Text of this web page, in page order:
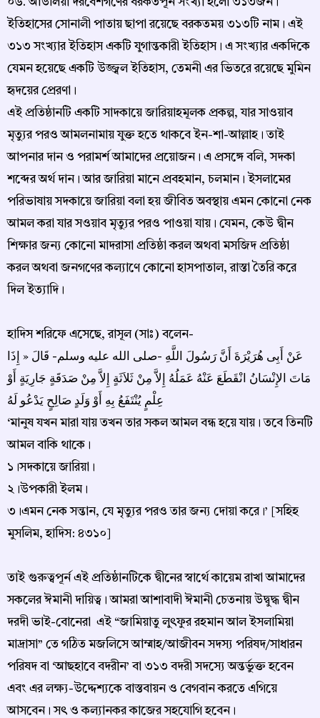
ইতিহাসের সোনালী পাতায় ছাপা রয়েছে বরকতময় ৩১৩টি নাম। এই
৩১৩ সংখ্যার ইতিহাস একটি যুগান্তকারী ইতিহাস। এ সংখ্যার একদিকে
যেমন হয়েছে একটি উজ্জ্বল ইতিহাস, তেমনী এর ভিতরে রয়েছে মুমিন
হৃদয়ের প্রেরণা।
এই প্রতিষ্ঠানটি একটি সাদকায়ে জারিয়াহমূলক প্রকল্প, যার সাওয়াব
মৃত্যুর পরও আমলনামায় যুক্ত হতে থাকবে ইন-শা-আল্লাহ। তাই
আপনার দান ও পরামর্শ আমাদের প্রয়োজন। এ প্রসঙ্গে বলি, সদকা
শব্দের অর্থ দান। আর জারিয়া মানে প্রবহমান, চলমান। ইসলামের
পরিভাষায় সদকায়ে জারিয়া বলা হয় জীবিত অবস্থায় এমন কোনো নেক
আমল করা যার সওয়াব মৃত্যুর পরও পাওয়া যায়। যেমন, কেউ দ্বীন
শিক্ষার জন্য কোনো মাদরাসা প্রতিষ্ঠা করল অথবা মসজিদ প্রতিষ্ঠা
করল অথবা জনগণের কল্যাণে কোনো হাসপাতাল, রাস্তা তৈরি করে
দিল ইত্যাদি।
হাদিস শরিফে এসেছে, রাসূল (সাঃ) বলেন-
عَنْ أَبِى هُرَيْرَةَ أَنَّ رَسُولَ اللَّهِ -صلى الله عليه وسلم- قَالَ « إِذَا
مَاتَ الإِنْسَانُ انْقَطَعَ عَنْهُ عَمَلُهُ إِلاَّ مِنْ ثَلاَثَةٍ إِلاَّ مِنْ صَدَقَةٍ جَارِيَةٍ أَوْ
عِلْمٍ يُنْتَفَعُ بِهِ أَوْ وَلَدٍ صَالِحٍ يَدْعُو لَهُ
‘মানুষ যখন মারা যায় তখন তার সকল আমল বন্ধ হয়ে যায়। তবে তিনটি
আমল বাকি থাকে।
১।সদকায়ে জারিয়া।
২।উপকারী ইলম।
৩।এমন নেক সন্তান, যে মৃত্যুর পরও তার জন্য দোয়া করে।’ [সহিহ
মুসলিম, হাদিস: ৪৩১০]
তাই গুরুত্বপূর্ন এই প্রতিষ্ঠানটিকে দ্বীনের স্বার্থে কায়েম রাখা আমাদের
সকলের ঈমানী দায়িত্ব। আমরা আশাবাদী ঈমানী চেতনায় উদ্বুদ্ধ দ্বীন
দরদী ভাই-বোনেরা এই “জামিয়াতু লুৎফুর রহমান আল ইসলামিয়া
মাদ্রাসা” তে গঠিত মজলিসে আম্মাহ/আজীবন সদস্য পরিষদ/সাধারন
পরিষদ বা ‘আছহাবে বদরীন’ বা ৩১৩ বদরী সদস্যে অন্তর্ভুক্ত হবেন
এবং এর লক্ষ্য-উদ্দেশ্যকে বাস্তবায়ন ও বেগবান করতে এগিয়ে
আসবেন। সৎ ও কল্যানকর কাজের সহযোগি হবেন।